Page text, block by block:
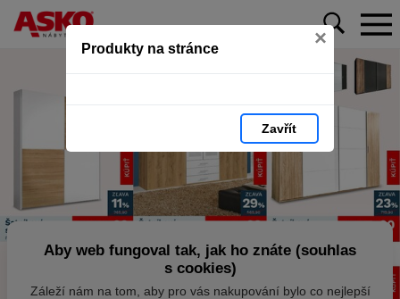
Produkty na stránce ×
Zavřít
Aby web fungoval tak, jak ho znáte (souhlas
s cookies)
Záleží nám na tom, aby pro vás nakupování bylo co nejlepší